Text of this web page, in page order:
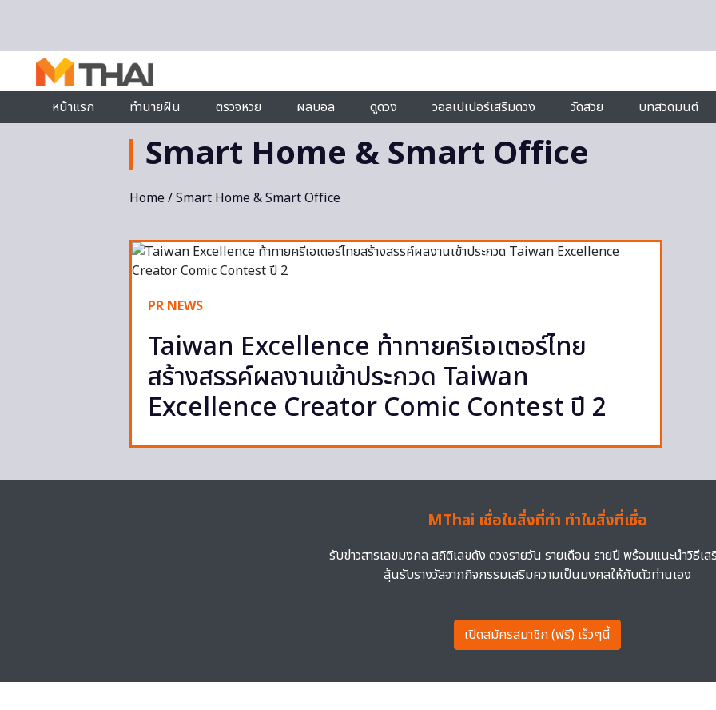
หน้าแรก
ทำนายฝัน ตรวจหวย ผลบอล ดูดวง วอลเปเปอร์เสริมดวง วัดสวย บทสวดมนต์
Smart Home & Smart Office
Home/ Smart Home & Smart Office
PR NEWS
Taiwan Excellence ท้าทายครีเอเตอร์ไทย
สร้างสรรค์ผลงานเข้าประกวด Taiwan
Excellence Creator Comic Contest ปี 2
MThai เชื่อในสิ่งที่ทำ ทำในสิ่งที่เชื่อ
รับข่าวสารเลขมงคล สถิติเลขดัง ดวงรายวัน รายเดือน รายปี พร้อมแนะนำวิธีเส
ลุ้นรับรางวัลจากกิจกรรมเสริมความเป็นมงคลให้กับตัวท่านเอง
เปิดสมัครสมาชิก (ฟรี) เร็วๆนี้